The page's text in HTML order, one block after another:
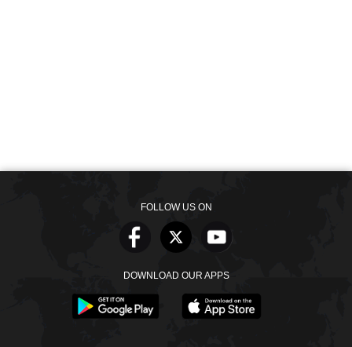
FOLLOW US ON
DOWNLOAD OUR APPS